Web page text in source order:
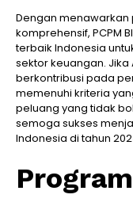
Dengan
komprehensif, PCPM
terbaik Indonesia
sektor keuangan. Jika
berkontribusi pada
memenuhi kriteria
peluang yang tidak
semoga sukses
Indonesia di tahun